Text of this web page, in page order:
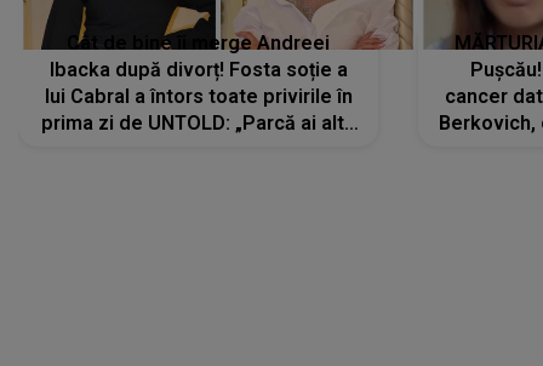
Cât de bine îi merge Andreei
Ibacka după divorț! Fosta soție a
lui Cabral a întors toate privirile în
prima zi de UNTOLD: „Parcă ai altă
cancer
Berkovich,